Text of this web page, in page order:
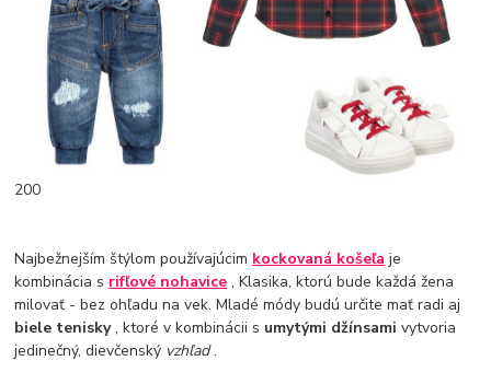
200
Najbežnejším štýlom používajúcim kockovaná košeľa je
kombinácia s rifľové nohavice , Klasika, ktorú bude každá žena
milovať - bez ohľadu na vek. Mladé módy budú určite mať radi aj
biele tenisky, ktoré v kombinácii s umytými džínsamivytvoria
jedinečný, dievčenský vzhľad.